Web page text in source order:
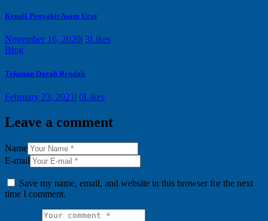
Kenali Penyakit Asam Urat
November 16, 2020| 3Likes
Blog
Tekanan Darah Rendah
February 23, 2021 | 0Likes
Leave a comment
Name
E-mail
Save my name, email, and website in this browser for the next
time I comment.